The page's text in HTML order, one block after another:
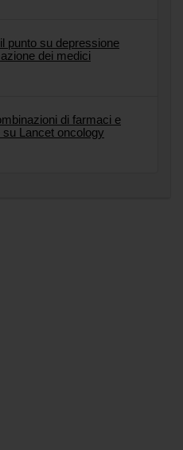
punto su depressione
dei medici
di farmaci e
Lancet oncology